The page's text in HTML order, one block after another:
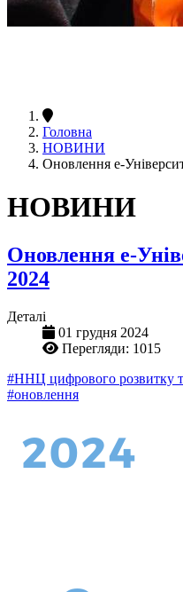
Головна
НОВИНИ
Оновлення е-
НОВИНИ
Оновлення е-
2024
Деталі
01 грудня 2024
Перегляди: 1015
#ННЦ цифрового розвитку
#оновлення